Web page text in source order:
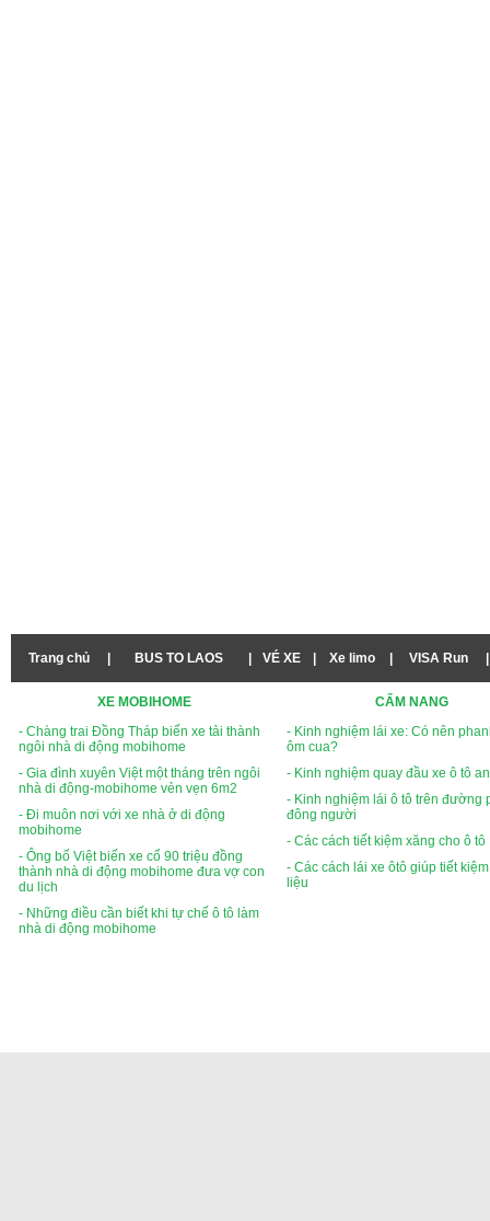
Trang chủ BUS TO LAOS VÉ XE Xe limo VISA Run
XE MOBIHOME
- Chàng trai Đồng Tháp biến xe tải thành
ngôi nhà di động mobihome
- Gia đình xuyên Việt một tháng trên ngôi
nhà di động-mobihome vẻn vẹn 6m2
- Đi muôn nơi với xe nhà ở di động
mobihome
- Ông bố Việt biến xe cổ 90 triệu đồng
thành nhà di động mobihome đưa vợ con
du lịch
- Những điều cần biết khi tự chế ô tô làm
nhà di động mobihome
CẨM NANG
- Kinh nghiệm lái xe: Có nên
ôm cua?
- Kinh nghiệm quay đầu xe ô tô
- Kinh nghiệm lái ô tô trên đường
đông người
- Các cách tiết kiệm xăng cho ô tô
- Các cách lái xe ôtô giúp tiết
liệu